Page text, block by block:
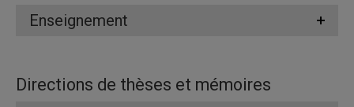
Enseignement
Directions de thèses et mémoires